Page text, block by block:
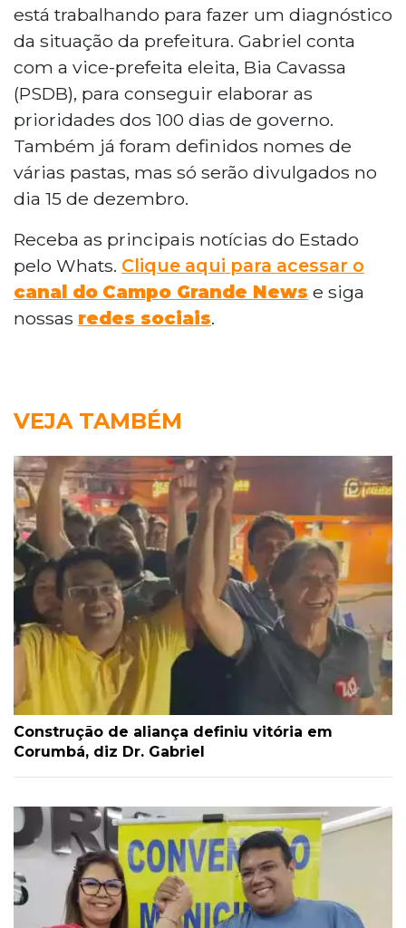
está trabalhando para fazer um diagnóstico
da situação da prefeitura. Gabriel conta
com a vice-prefeita eleita, Bia Cavassa
(PSDB), para conseguir elaborar as
prioridades dos 100 dias de governo.
Também já foram definidos nomes de
várias pastas, mas só serão divulgados no
dia 15 de dezembro.
Receba as principais notícias do Estado
pelo Whats. Clique aqui para acessar o
canal do Campo Grande News e siga
nossas redes sociais.
VEJA TAMBÉM
Construção de aliança definiu vitória em
Corumbá, diz Dr. Gabriel